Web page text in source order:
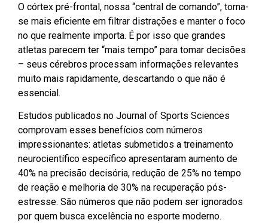
O córtex pré-frontal, nossa “central de comando”, torna-
se mais eficiente em filtrar distrações e manter o foco
no que realmente importa. É por isso que grandes
atletas parecem ter “mais tempo” para tomar decisões
– seus cérebros processam informações relevantes
muito mais rapidamente, descartando o que não é
essencial.
Estudos publicados no Journal of Sports Sciences
comprovam esses benefícios com números
impressionantes: atletas submetidos a treinamento
neurocientífico específico apresentaram aumento de
40% na precisão decisória, redução de 25% no tempo
de reação e melhoria de 30% na recuperação pós-
estresse. São números que não podem ser ignorados
por quem busca excelência no esporte moderno.